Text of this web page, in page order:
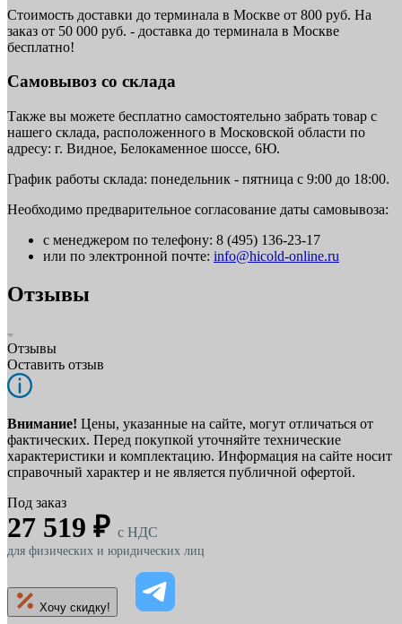
Стоимость доставки до терминала в Москве от 800 руб. На
заказ от 50 000 руб. - доставка до терминала в Москве
бесплатно!
Самовывоз со склада
Также вы можете бесплатно самостоятельно забрать товар с
нашего склада, расположенного в Московской области по
адресу: г. Видное, Белокаменное шоссе, 6Ю.
График работы склада: понедельник - пятница с 9:00 до 18:00.
Необходимо предварительное согласование даты самовывоза:
с менеджером по телефону: 8 (495) 136-23-17
или по электронной почте: info@hicold-online.ru
Отзывы
Отзывы
Оставить отзыв
Внимание! Цены, указанные на сайте, могут отличаться от
фактических. Перед покупкой уточняйте технические
характеристики и комплектацию. Информация на сайте носит
справочный характер и не является публичной офертой.
Под заказ
27 519 ₽ c НДС
для физических и юридических лиц
Хочу скидку!